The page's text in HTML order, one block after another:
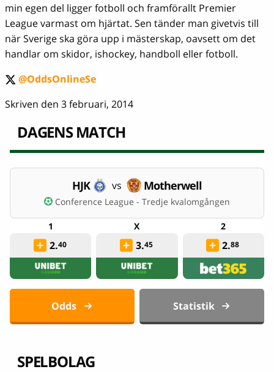
min egen del ligger fotboll och framförallt Premier
League varmast om hjärtat. Sen tänder man givetvis till
när Sverige ska göra upp i mästerskap, oavsett om det
handlar om skidor, ishockey, handboll eller fotboll.
twitter
@OddsOnlineSe
Skriven den 3 februari, 2014
DAGENS MATCH
HJK vs Motherwell
Conference League - Tredje kvalomgången
2.40 3.45 2.88
Odds Statistik
SPELBOLAG